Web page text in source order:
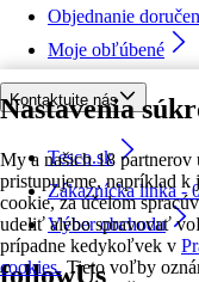
Nastavenia
My a našich 18
pristupujeme, napríklad k
cookie, za účelom
udeliť alebo spravovať
prípadne kedykoľvek v
cookies. Tieto voľby
Objednanie
Moje obľúbené
Kontaktujte nás
Tesco.sk
Zákaznícka linka -
Výber obchodu
followUs